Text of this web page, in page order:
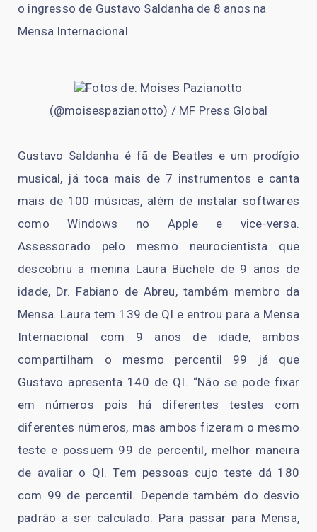
o ingresso de Gustavo Saldanha de 8 anos na
Mensa Internacional
Fotos de: Moises Pazianotto
(@moisespazianotto) / MF Press Global
Gustavo Saldanha é fã de Beatles e um prodígio
musical, já toca mais de 7 instrumentos e canta
mais de 100 músicas, além de instalar softwares
como Windows no Apple e vice-versa.
Assessorado pelo mesmo neurocientista que
descobriu a menina Laura Büchele de 9 anos de
idade, Dr. Fabiano de Abreu, também membro da
Mensa. Laura tem 139 de QI e entrou para a Mensa
Internacional com 9 anos de idade, ambos
compartilham o mesmo percentil 99 já que
Gustavo apresenta 140 de QI. “Não se pode fixar
em números pois há diferentes testes com
diferentes números, mas ambos fizeram o mesmo
teste e possuem 99 de percentil, melhor maneira
de avaliar o QI. Tem pessoas cujo teste dá 180
com 99 de percentil. Depende também do desvio
padrão a ser calculado. Para passar para Mensa,